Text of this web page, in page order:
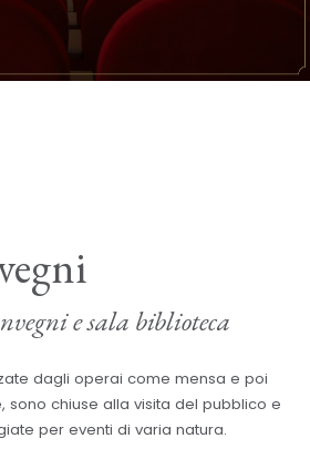
e sala biblioteca
dagli operai come mensa e poi
sono chiuse alla visita del pubblico e
per eventi di varia natura.